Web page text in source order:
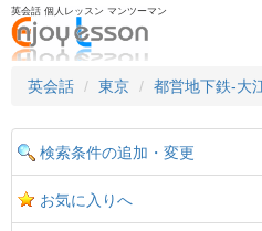
英会話 個人レッスン マンツーマン
英会話
東京 都営地下鉄-大
検索条件の追加・変更
お気に入りへ